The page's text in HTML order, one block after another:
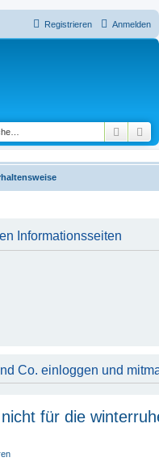
Anmelden
Registrieren
Suche
Informationsseiten
Co. einloggen und
für die